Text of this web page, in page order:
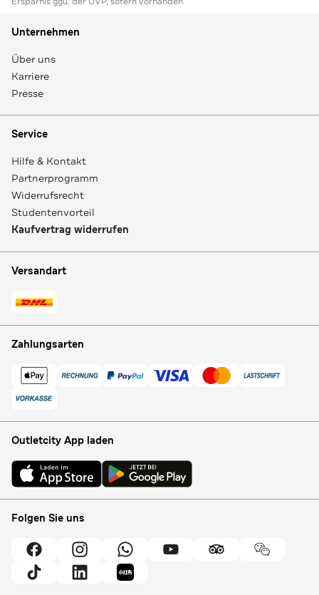
Unternehmen
Über uns
Karriere
Presse
Service
Hilfe & Kontakt
Partnerprogramm
Widerrufsrecht
Studentenvorteil
Kaufvertrag widerrufen
Versandart
Zahlungsarten
Outletcity App laden
Folgen Sie uns